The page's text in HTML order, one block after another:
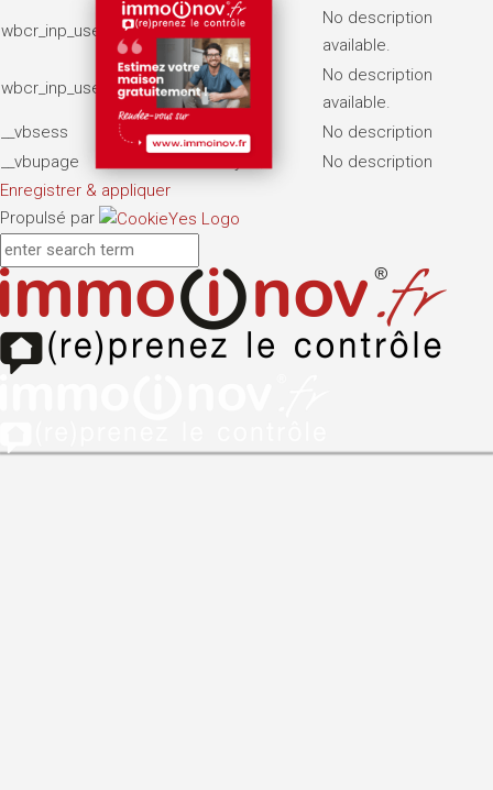
wbcr_inp_user_page_views 7 days
No description
available.
wbcr_inp_user_visits 2 months
No description
available.
__vbsess
7 days
No description
__vbupage
No description
Enregistrer & appliquer
Propulsé par